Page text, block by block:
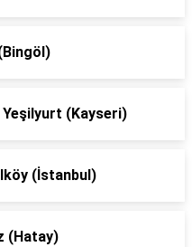
(Kayseri)
(İstanbul)
(Hatay)